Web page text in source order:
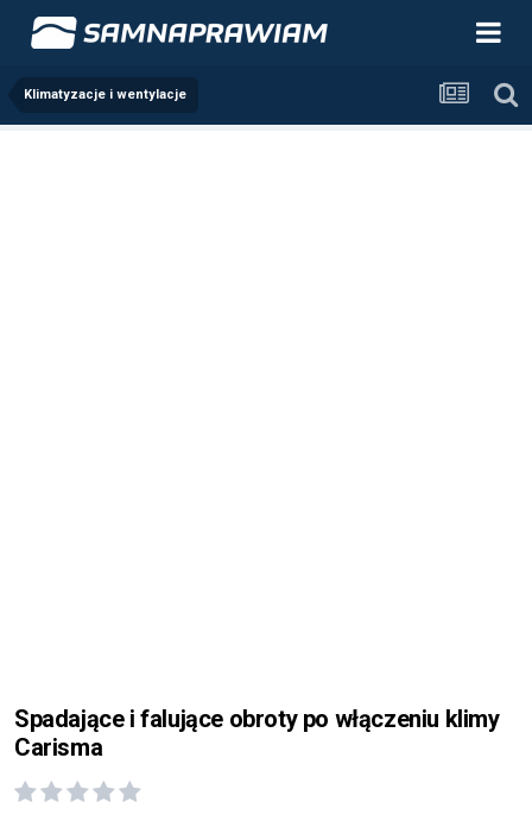
Klimatyzacje i wentylacje
Spadające i falujące obroty po włączeniu klimy
Carisma